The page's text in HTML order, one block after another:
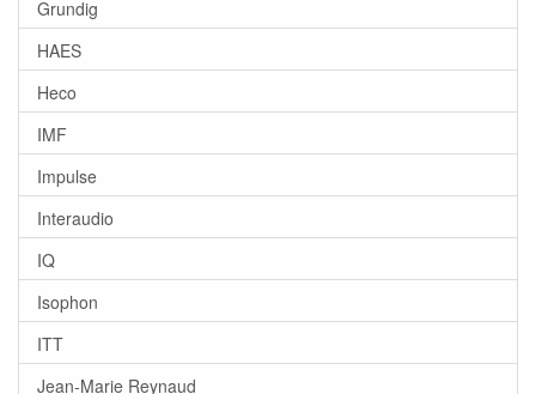
Grundig
HAES
Heco
IMF
Impulse
Interaudio
IQ
Isophon
ITT
Jean-Marie Reynaud